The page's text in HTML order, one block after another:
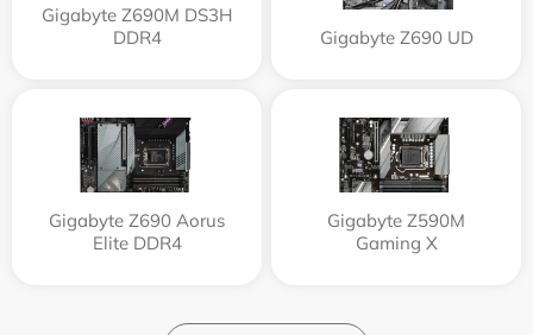
Gigabyte Z690M DS3H
DDR4
Gigabyte Z690 UD
Gigabyte Z690 Aorus
Elite DDR4
Gigabyte Z590M
Gaming X